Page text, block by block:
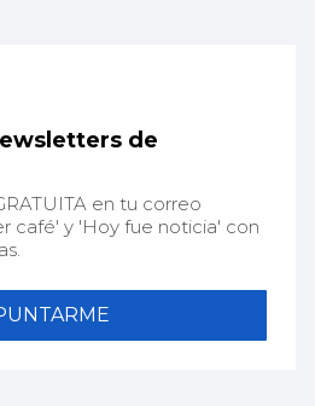
de
en tu correo
café' y 'Hoy fue noticia' con